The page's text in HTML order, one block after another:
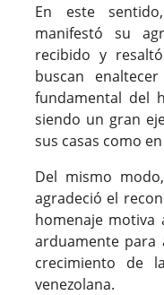
En este
manifestó su
recibido y
buscan
fundamental del
siendo un gran
sus casas como
Del mismo
agradeció el
homenaje
arduamente para
crecimiento de
venezolana.